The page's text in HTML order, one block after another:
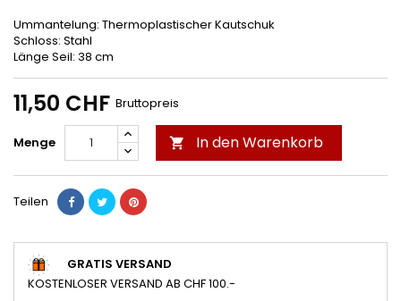
Ummantelung: Thermoplastischer Kautschuk
Schloss: Stahl
Länge Seil: 38 cm
11,50 CHF Bruttopreis
Menge  In den Warenkorb
Teilen
GRATIS VERSAND
KOSTENLOSER VERSAND AB CHF 100.-